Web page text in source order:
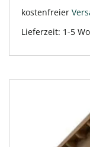
kostenfreier
Lieferzeit: 1-5